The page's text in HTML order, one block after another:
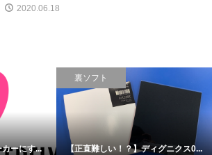
2020.06.18
カーにす...
裏ソフト
【正直難しい！？】ディグニクス0...